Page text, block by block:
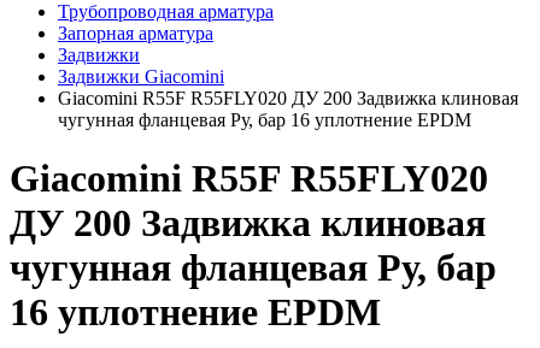
Трубопроводная арматура
Запорная арматура
Задвижки
Задвижки Giacomini
Giacomini R55F R55FLY020 ДУ 200 Задвижка клиновая
чугунная фланцевая Ру, бар 16 уплотнение EPDM
Giacomini R55F R55FLY020
ДУ 200 Задвижка клиновая
чугунная фланцевая Ру, бар
16 уплотнение EPDM